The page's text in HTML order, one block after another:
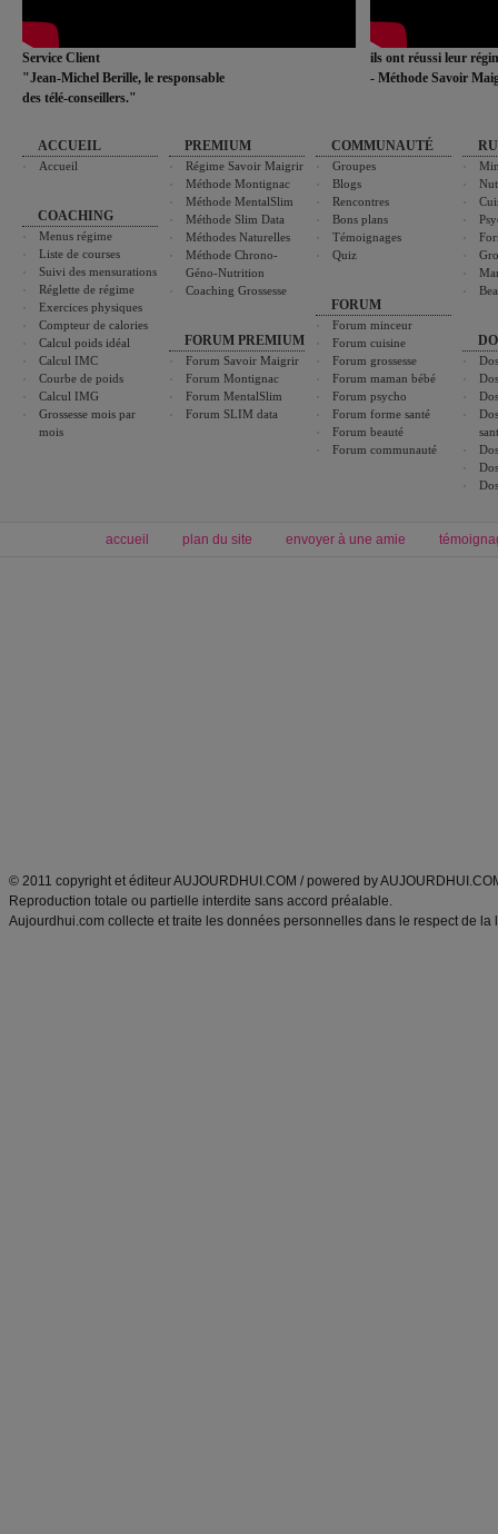
Service Client
"Jean-Michel Berille, le responsable
des télé-conseillers."
ils ont réussi leur
- Méthode Savoir
ACCUEIL
Accueil
COACHING
Menus régime
Liste de courses
Suivi des mensurations
Réglette de régime
Exercices physiques
Compteur de calories
Calcul poids idéal
Calcul IMC
Courbe de poids
Calcul IMG
Grossesse mois par
mois
PREMIUM
Régime Savoir Maigrir
Méthode Montignac
Méthode MentalSlim
Méthode Slim Data
Méthodes Naturelles
Méthode Chrono-
Géno-Nutrition
Coaching Grossesse
FORUM PREMIUM
Forum Savoir Maigrir
Forum Montignac
Forum MentalSlim
Forum SLIM data
COMMUNAUTÉ
Groupes
Blogs
Rencontres
Bons plans
Témoignages
Quiz
FORUM
Forum minceur
Forum cuisine
Forum grossesse
Forum maman bébé
Forum psycho
Forum forme santé
Forum beauté
Forum communauté
accueil plan du site envoyer à une amie
© 2011 copyright et éditeur AUJOURDHUI.COM / powered by
Reproduction totale ou partielle interdite sans accord préalable.
Aujourdhui.com collecte et traite les données personnelles dans le respect de